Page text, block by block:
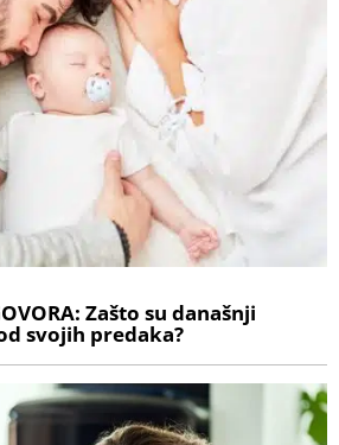
Zašto su današnji
svojih predaka?